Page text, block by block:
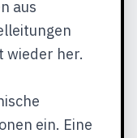
aus
wieder her.
ein. Eine